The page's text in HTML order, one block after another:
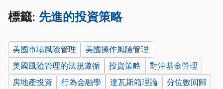
標籤: 先進的投資策略
美國市場風險管理
美國操作風險管理
美國風險管理的法規遵循
投資策略
對沖基金管理
房地產投資
行為金融學 達瓦斯箱理論
分位數回歸